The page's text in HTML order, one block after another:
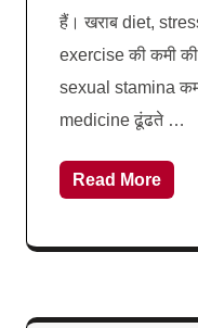
हैं। खराब diet,
exercise की कमी
sexual stamina कम
medicine ढूंढते …
Read More